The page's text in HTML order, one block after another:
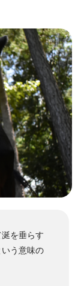
を垂らす
う意味の